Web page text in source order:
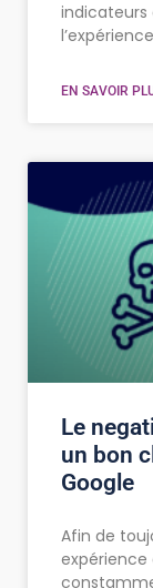
indicateurs
l’expérience
EN SAVOIR
Le
un bon
Google
Afin de
expérience